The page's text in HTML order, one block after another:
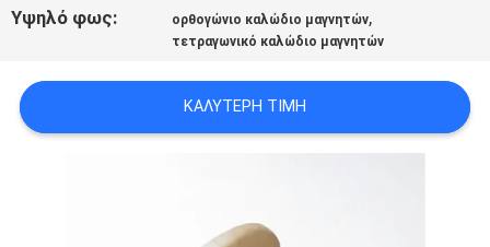
ΖΗΤΉΣΤΕ
ΑΠΌΣΠΑΣΜΑ
Υψηλό φως: ορθογώνιο καλώδιο μαγνητών,
τετραγωνικό καλώδιο μαγνητών
ΚΑΛΎΤΕΡΗ ΤΙΜΉ